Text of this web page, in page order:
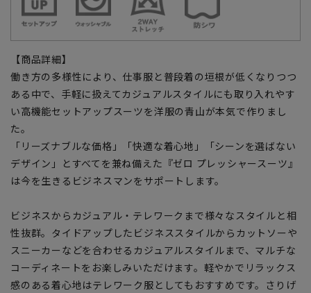
【商品詳細】
働き方の多様性により、仕事服と普段着の垣根が低くなりつつ
ある中で、手軽に扱えてカジュアルスタイルにも取り入れやす
い高機能セットアップスーツを洋服の青山が本気で作りまし
た。
「リーズナブルな価格」「快適な着心地」「シーンを選ばない
デザイン」とすべてを兼ね備えた『ゼロ プレッシャースーツ』
は今を生きるビジネスマンをサポートします。
ビジネスからカジュアル・テレワークまで様々なスタイルと相
性抜群。タイドアップしたビジネススタイルからカットソーや
スニーカーなどを合わせるカジュアルスタイルまで、マルチな
コーディネートをお楽しみいただけます。軽やかでリラックス
感のある着心地はテレワーク服としてもおすすめです。さりげ